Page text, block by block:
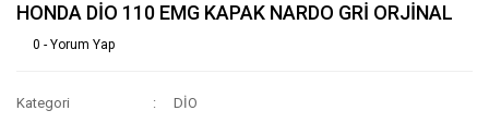
HONDA DİO 110 EMG KAPAK NARDO GRİ ORJİNAL
0 - Yorum Yap
Kategori DİO